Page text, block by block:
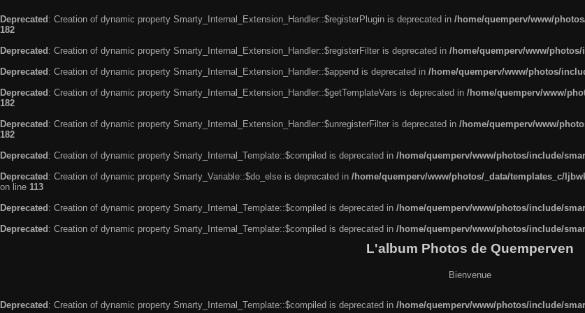
Deprecated : Creation of dynamic property Smarty_Internal_Extension_Handler::$registerPlugin is deprecated in /home/quemperv/www/
182
Deprecated : Creation of dynamic property Smarty_Internal_Extension_Handler::$registerFilter is deprecated in /home/quemperv/www/
Deprecated : Creation of dynamic property Smarty_Internal_Extension_Handler::$append is deprecated in /home/quemperv/www/photos/
Deprecated : Creation of dynamic property Smarty_Internal_Extension_Handler::$getTemplateVars is deprecated in /home/quemperv/www/
182
Deprecated : Creation of dynamic property Smarty_Internal_Extension_Handler::$unregisterFilter is deprecated in /home/quemperv/www/
182
Deprecated : Creation of dynamic property Smarty_Internal_Template::$compiled is deprecated in /home/quemperv/www/photos/include/
Deprecated : Creation of dynamic property Smarty_Variable::$do_else is deprecated in /home/quemperv/www/photos/_data/templates_c/
on line 113
Deprecated : Creation of dynamic property Smarty_Internal_Template::$compiled is deprecated in /home/quemperv/www/photos/include/
Deprecated : Creation of dynamic property Smarty_Internal_Template::$compiled is deprecated in /home/quemperv/www/photos/include/
L'album Photos de Quemperven
Bienvenue
Deprecated: Creation of dynamic property Smarty_Internal_Template::$compiled is deprecated in /home/quemperv/www/photos/include/